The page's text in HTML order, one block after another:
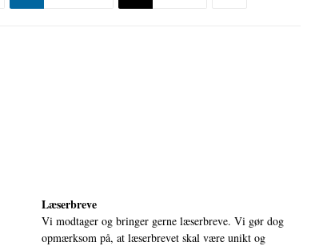
Læserbreve
Vi modtager og bringer gerne læserbreve. Vi gør dog
opmærksom på, at læserbrevet skal være unikt og